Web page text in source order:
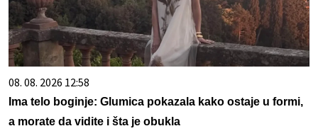
08. 08. 2026 12:58
Ima telo boginje: Glumica pokazala kako ostaje u formi,
a morate da vidite i šta je obukla